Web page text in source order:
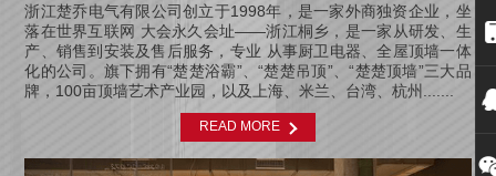
浙江楚乔电气有限公司创立于1998年，是一家外商独资企业，坐
落在世界互联网 大会永久会址——浙江桐乡，是一家从研发、生
产、销售到安装及售后服务，专业 从事厨卫电器、全屋顶墙一体
化的公司。旗下拥有“楚楚浴霸”、“楚楚吊顶”、“楚楚顶墙”三大品
牌，100亩顶墙艺术产业园，以及上海、米兰、台湾、杭州.......
READ MORE